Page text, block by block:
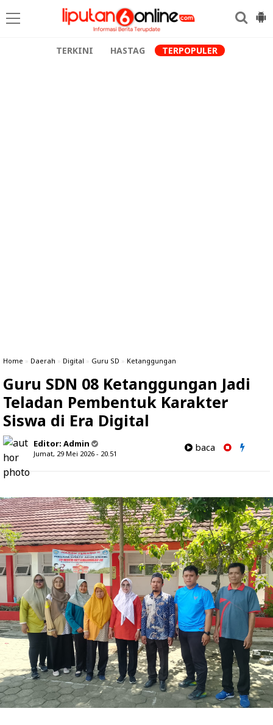
TERKINI HASTAG TERPOPULER
Home » Daerah » Digital » Guru SD » Ketanggungan
Guru SDN 08 Ketanggungan Jadi
Teladan Pembentuk Karakter
Siswa di Era Digital
Editor: Admin
Jumat, 29 Mei 2026 - 20.51
baca